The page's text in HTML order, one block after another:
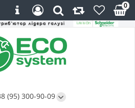
(95) 300-90-09
0